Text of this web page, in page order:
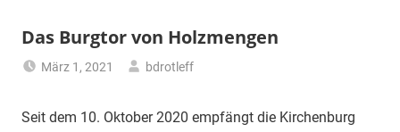
Das Burgtor von Holzmengen
März 1, 2021
bdrotleff
Seit dem 10. Oktober 2020 empfängt die Kirchenburg